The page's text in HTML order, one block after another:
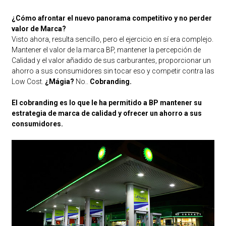
¿Cómo afrontar el nuevo panorama competitivo y no perder
valor de Marca?
Visto ahora, resulta sencillo, pero el ejercicio en sí era complejo.
Mantener el valor de la marca BP, mantener la percepción de
Calidad y el valor añadido de sus carburantes, proporcionar un
ahorro a sus consumidores sin tocar eso y competir contra las
Low Cost. ¿Mágia? No.. Cobranding.
El cobranding es lo que le ha permitido a BP mantener su
estrategia de marca de calidad y ofrecer un ahorro a sus
consumidores.